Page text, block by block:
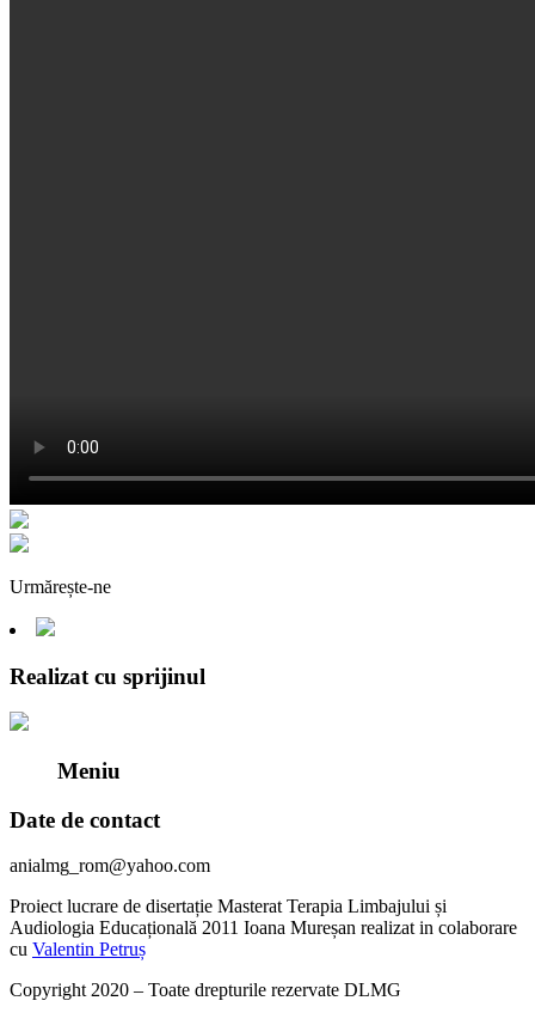
Urmărește-ne
Realizat cu sprijinul
Meniu
Date de contact
anialmg_rom@yahoo.com
Proiect lucrare de disertație Masterat Terapia Limbajului și
Audiologia Educațională 2011 Ioana Mureșan realizat in colaborare
cu Valentin Petruș
Copyright 2020 – Toate drepturile rezervate DLMG